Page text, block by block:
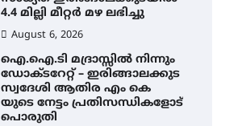
4.4 മില്ലി മീറ്റർ മഴ ലഭിച്ചു
August 6, 2026
ഐ.ഐ.ടി മദ്രാസ്സിൽ നിന്നും
ഡോക്ടറേറ്റ് – ഇരിങ്ങാലക്കുട
സ്വദേശി ആതിര എം കെ
യുടെ നേട്ടം പ്രതിസന്ധികളോട്
പൊരുതി